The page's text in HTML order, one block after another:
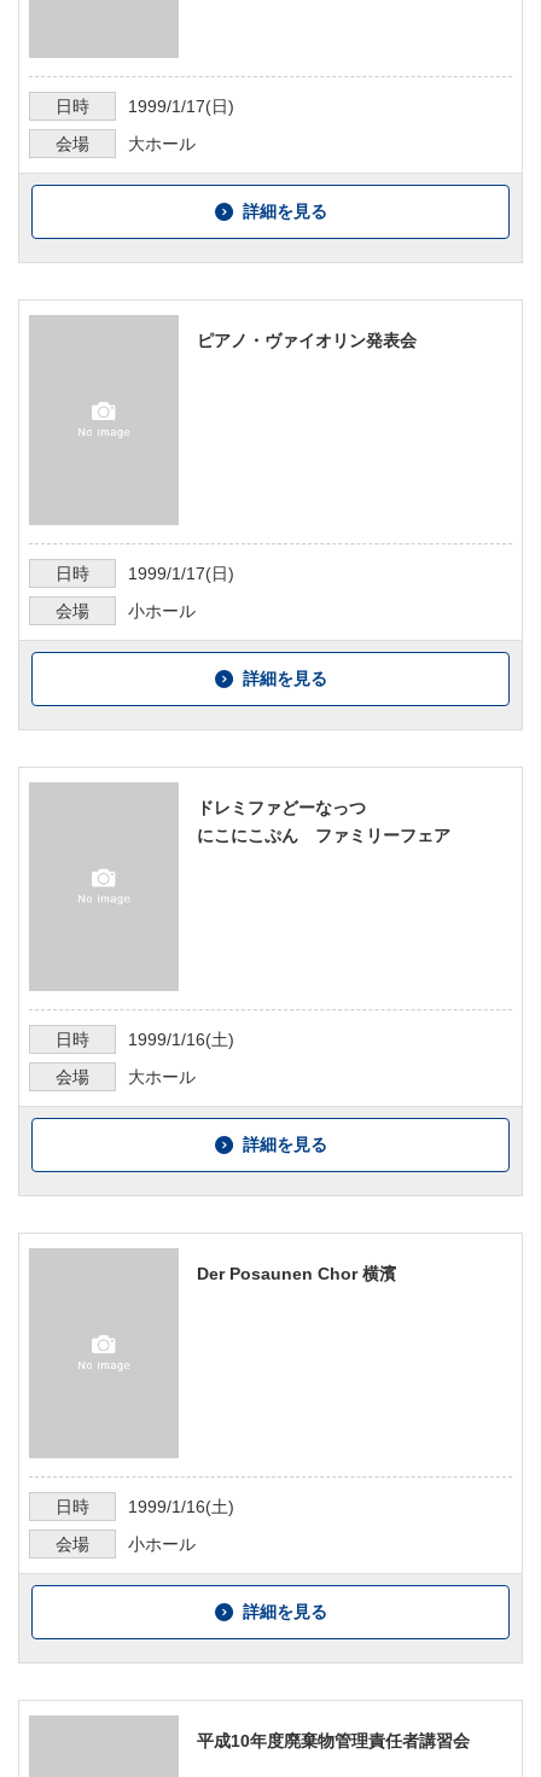
日時 1999/1/17(日)
会場
大ホール
詳細を見る
ピアノ・ヴァイオリン発表会
日時 1999/1/17(日)
会場
小ホール
詳細を見る
ドレミファどーなっつ
にこにこぷん ファミリーフェア
日時 1999/1/16(土)
会場
大ホール
詳細を見る
Der Posaunen Chor 横濱
日時 1999/1/16(土)
会場
小ホール
詳細を見る
平成10年度廃棄物管理責任者講習会